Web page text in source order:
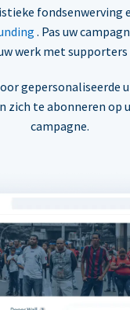
fondsenwerving
. Pas uw
werk met
gepersonaliseerde
zich te abonneren op
campagne.